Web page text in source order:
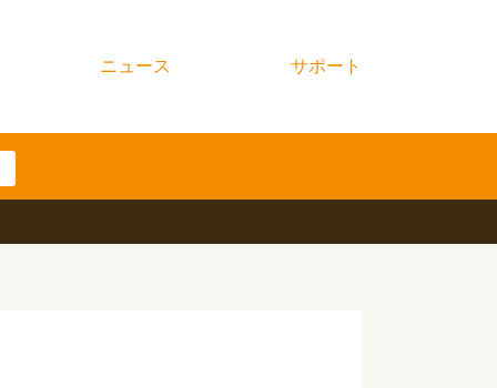
ニュース サポート